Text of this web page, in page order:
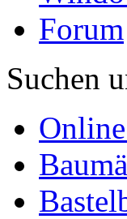
Forum
Suchen